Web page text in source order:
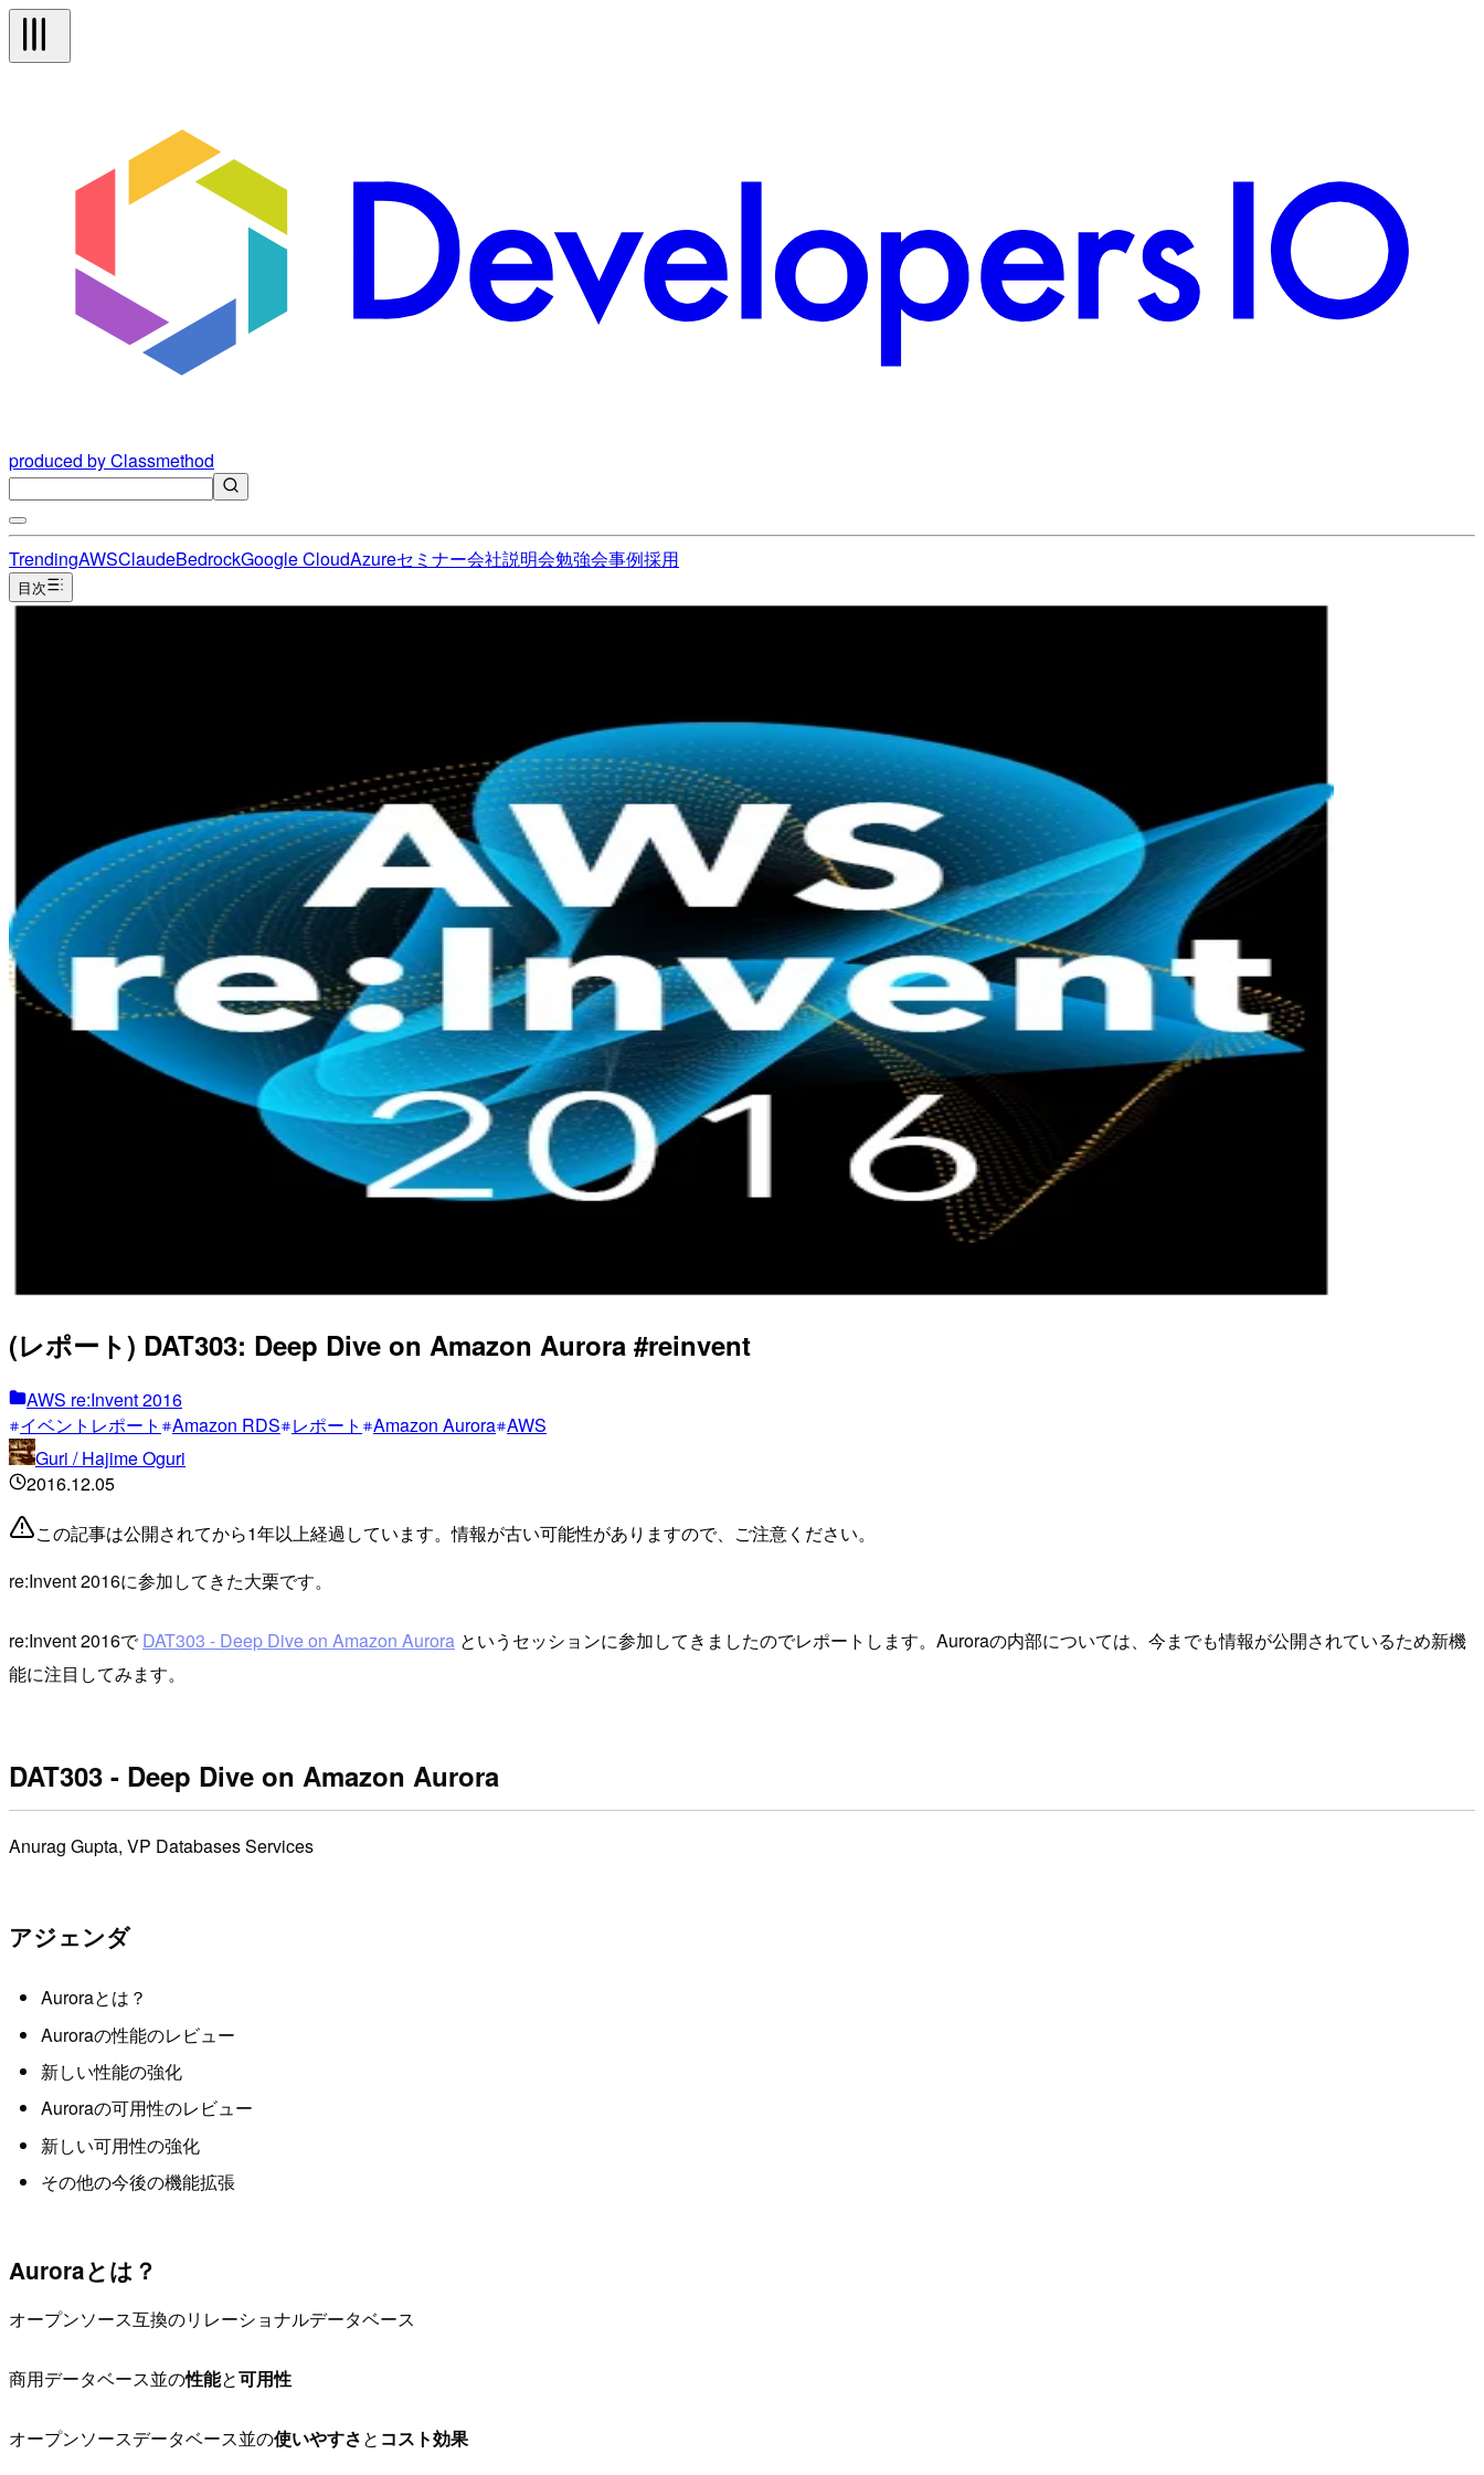
produced by Classmethod
TrendingAWSClaudeBedrockGoogle CloudAzureセミナー会社説明会勉強会事例採用
目次
(レポート) DAT303: Deep Dive on Amazon Aurora #reinvent
AWS re:Invent 2016
イベントレポート
Amazon RDS レポート Amazon Aurora AWS
Guri / Hajime Oguri
2016.12.05
この記事は公開されてから1年以上経過しています。情報が古い可能性がありますので、ご注意ください。
re:Invent 2016に参加してきた大栗です。
re:Invent 2016でDAT303 - Deep Dive on Amazon Aurora というセッションに参加してきましたのでレポートします。Auroraの内部については、今までも情報が公開されているため新機
能に注目してみます。
DAT303 - Deep Dive on Amazon Aurora
Anurag Gupta, VP Databases Services
アジェンダ
Auroraとは？
Auroraの性能のレビュー
新しい性能の強化
Auroraの可用性のレビュー
新しい可用性の強化
その他の今後の機能拡張
Auroraとは？
オープンソース互換のリレーショナルデータベース
商用データベース並の性能と可用性
オープンソースデータベース並の使いやすさと コスト効果